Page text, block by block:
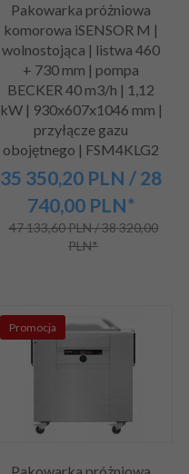
Pakowarka próżniowa
komorowa iSENSOR M |
wolnostojąca | listwa 460
+ 730 mm | pompa
BECKER 40 m3/h | 1,12
kW | 930x607x1046 mm |
przyłącze gazu
obojętnego | FSM4KLG2
35 350,20 PLN / 28
740,00 PLN*
47 133,60 PLN / 38 320,00
PLN*
Promocja
Pakowarka próżniowa